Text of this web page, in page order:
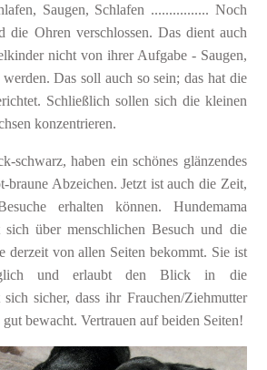
Saugen, Schlafen ................ Noch
die Ohren verschlossen. Das dient auch
nicht von ihrer Aufgabe - Saugen,
Das soll auch so sein; das hat die
Schließlich sollen sich die kleinen
konzentrieren.
schwarz, haben ein schönes glänzendes
braune Abzeichen. Jetzt ist auch die Zeit,
erhalten können. Hundemama
sich über menschlichen Besuch und die
derzeit von allen Seiten bekommt. Sie ist
und erlaubt den Blick in die
sicher, dass ihr Frauchen/Ziehmutter
bewacht. Vertrauen auf beiden Seiten!